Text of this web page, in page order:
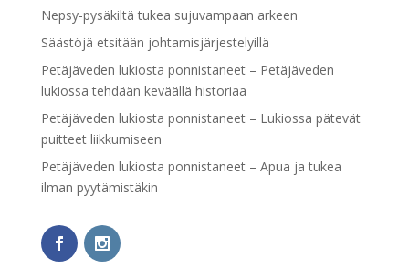
Nepsy-pysäkiltä tukea sujuvampaan arkeen
Säästöjä etsitään johtamisjärjestelyillä
Petäjäveden lukiosta ponnistaneet – Petäjäveden
lukiossa tehdään keväällä historiaa
Petäjäveden lukiosta ponnistaneet – Lukiossa pätevät
puitteet liikkumiseen
Petäjäveden lukiosta ponnistaneet – Apua ja tukea
ilman pyytämistäkin